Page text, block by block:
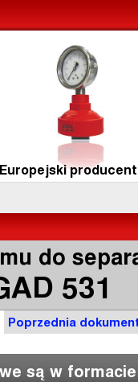
Europejski
do
531
Poprzednia
są w